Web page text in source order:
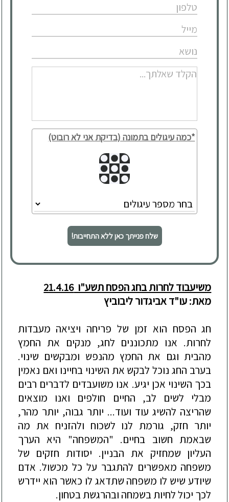
*כמה עיגולים בתמונה (בדיקת אני לא רובוט)
שלח פנייתך כאן ללא התחייבות!
משיעבוד לחרות בחג הפסח תשע"ו 21.4.16
מאת:עו"ד אביגדור ליבוביץ
חג הפסח הוא זמן של פריחה ויציאה מעבדות
לחרות. אנו מתכוננים לחג, מנקים את החמץ
מהבית וגם את החמץ מהנפש ומבקשים שינוי.
בערב החג נוכל לבקש את השינוי בחיינו ואם נאמין
בכך השינוי אכן יגיע. אנו משועבדים לדברים רבים
מבלי לשים לב, החיים חולפים ואנו מוצאים
שהריצה להשיג עוד ועוד... יותר גבוה, יותר מהר,
יותר חזק, גורמת לנו לשכוח ולהזניח את מה
שבאמת חשוב בחיים. "המשפחה" היא הערך
העליון שמחזיק את הבניין. יסודות חזקים של
משפחה מאפשרים להתגבר על כל מכשול. אדם
שיודע שיש לו משפחה שתדאג לו כאשר הוא יידרש
לכך יכול לחיות בשמחה ובהרגשת בטחון.